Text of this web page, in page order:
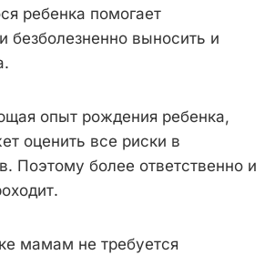
ребенка помогает
безболезненно выносить и
опыт рождения ребенка,
оценить все риски в
Поэтому более ответственно и
мамам не требуется